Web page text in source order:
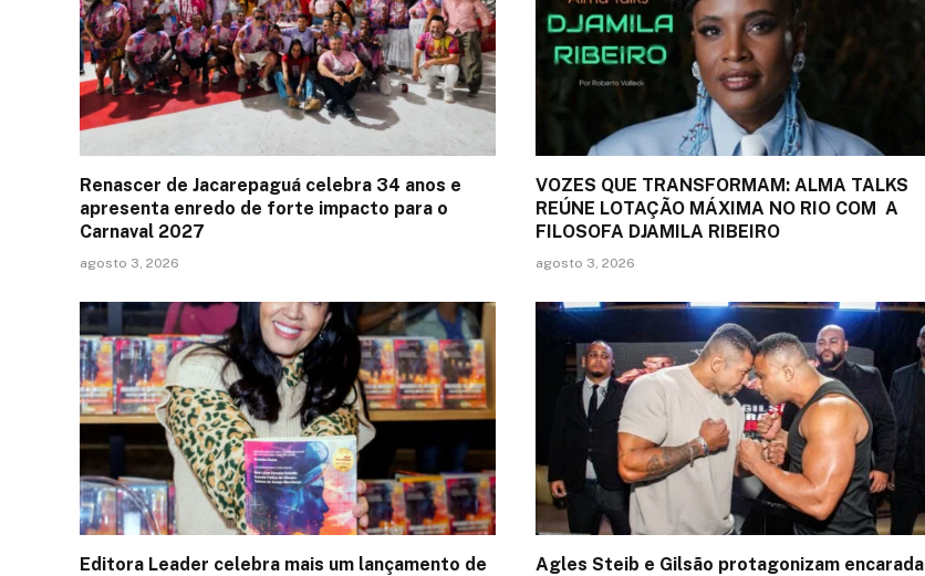
Renascer de Jacarepaguá celebra 34 anos e
apresenta enredo de forte impacto para o
Carnaval 2027
agosto 3, 2026
VOZES QUE TRANSFORMAM: ALMA TALKS
REÚNE LOTAÇÃO MÁXIMA NO RIO COM A
FILOSOFA DJAMILA RIBEIRO
agosto 3, 2026
Editora Leader celebra mais um lançamento de
Agles Steib e Gilsão protagonizam encarada